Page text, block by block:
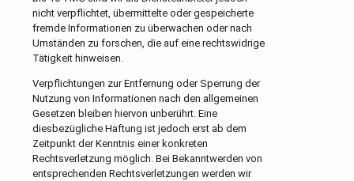
nicht verpflichtet, übermittelte oder gespeicherte
fremde Informationen zu überwachen oder nach
Umständen zu forschen, die auf eine rechtswidrige
Tätigkeit hinweisen.
Verpflichtungen zur Entfernung oder Sperrung der
Nutzung von Informationen nach den allgemeinen
Gesetzen bleiben hiervon unberührt. Eine
diesbezügliche Haftung ist jedoch erst ab dem
Zeitpunkt der Kenntnis einer konkreten
Rechtsverletzung möglich. Bei Bekanntwerden von
entsprechenden Rechtsverletzungen werden wir